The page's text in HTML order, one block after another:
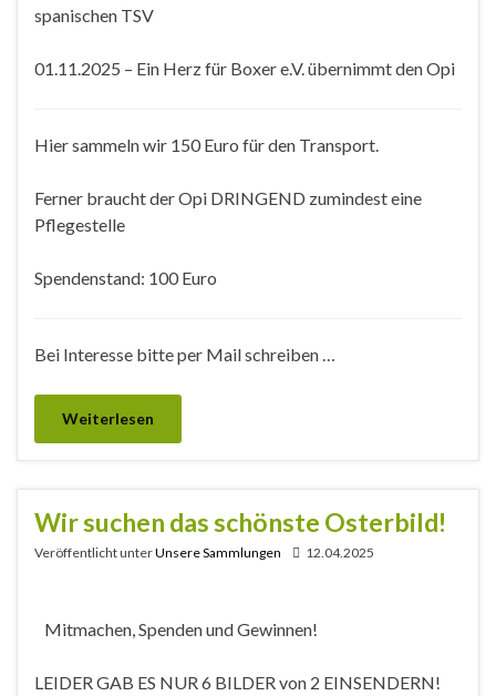
spanischen TSV
01.11.2025 – Ein Herz für Boxer e.V. übernimmt den Opi
Hier sammeln wir 150 Euro für den Transport.
Ferner braucht der Opi DRINGEND zumindest eine
Pflegestelle
Spendenstand: 100 Euro
Bei Interesse bitte per Mail schreiben …
Weiterlesen
Wir suchen das schönste Osterbild!
Veröffentlicht unterUnsere Sammlungen 12.04.2025
Mitmachen, Spenden und Gewinnen!
LEIDER GAB ES NUR 6 BILDER von 2 EINSENDERN!